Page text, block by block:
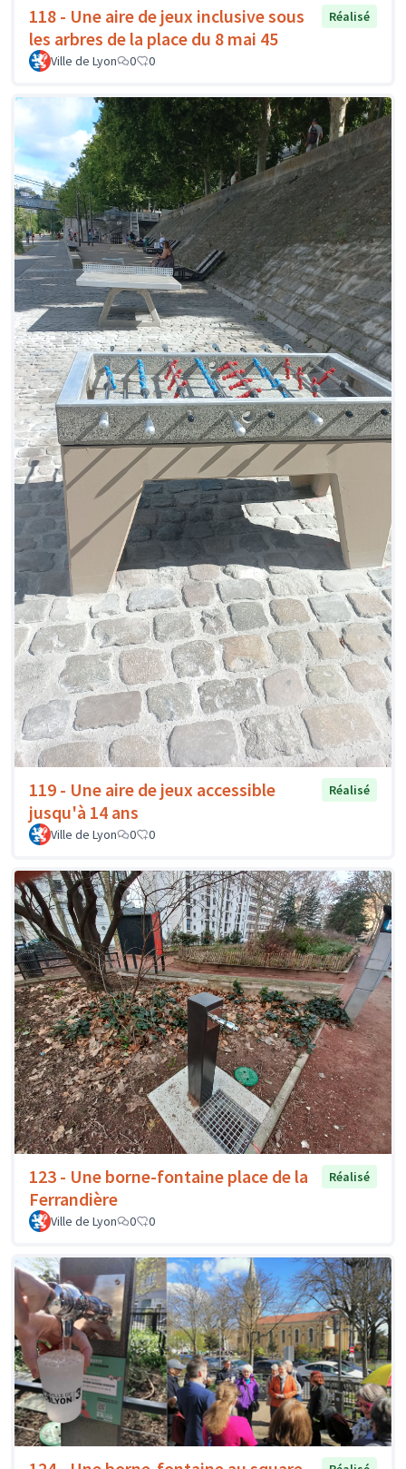
118 - Une aire de jeux inclusive sous
les arbres de la place du 8 mai 45
Réalisé
Ville de Lyon 0 0
119 - Une aire de jeux accessible
jusqu'à 14 ans
Réalisé
Ville de Lyon 0 0
123 - Une borne-fontaine place de la
Ferrandière
Réalisé
Ville de Lyon 0 0